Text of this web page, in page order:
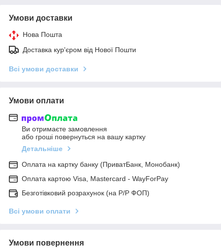
Умови доставки
Нова Пошта
Доставка кур'єром від Нової Пошти
Всі умови доставки
Умови оплати
Ви отримаєте замовлення
або гроші повернуться на вашу картку
Детальніше
Оплата на картку банку (ПриватБанк, Монобанк)
Оплата картою Visa, Mastercard - WayForPay
Безготівковий розрахунок (на Р/Р ФОП)
Всі умови оплати
Умови повернення